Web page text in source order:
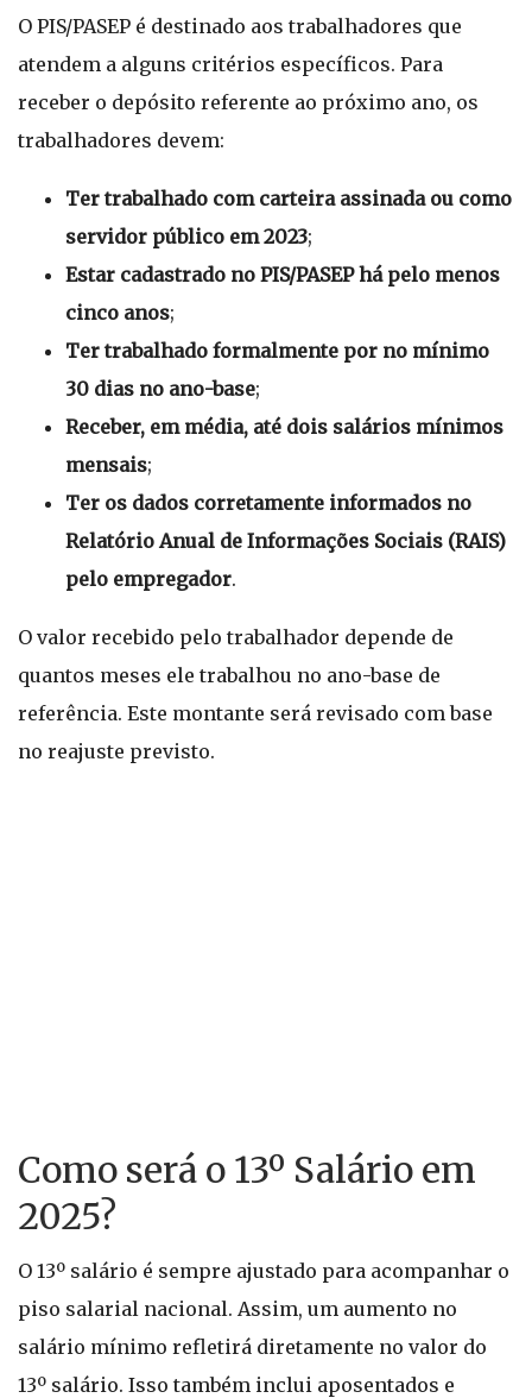
O PIS/PASEP é destinado aos trabalhadores que
atendem a alguns critérios específicos. Para
receber o depósito referente ao próximo ano, os
trabalhadores devem:
Ter trabalhado com carteira assinada ou como
servidor público em 2023;
Estar cadastrado no PIS/PASEP há pelo menos
cinco anos;
Ter trabalhado formalmente por no mínimo
30 dias no ano-base;
Receber, em média, até dois salários mínimos
mensais;
Ter os dados corretamente informados no
Relatório Anual de Informações Sociais (RAIS)
pelo empregador.
O valor recebido pelo trabalhador depende de
quantos meses ele trabalhou no ano-base de
referência. Este montante será revisado com base
no reajuste previsto.
Como será o 13º Salário em
2025?
O 13º salário é sempre ajustado para acompanhar o
piso salarial nacional. Assim, um aumento no
salário mínimo refletirá diretamente no valor do
13º salário. Isso também inclui aposentados e